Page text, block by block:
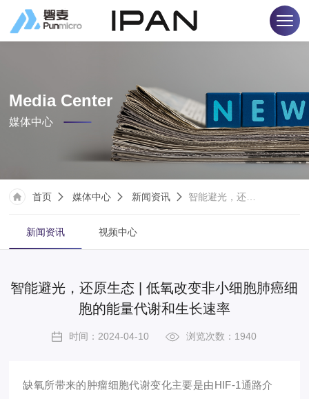
Media Center
媒体中心
首页 媒体中心 新闻资讯
新闻资讯 视频中心
智能避光，还原生态 | 低氧改变非小细胞肺癌细
胞的能量代谢和生长速率
时间：2024-04-10 浏览次数：1940
缺氧所带来的肿瘤细胞代谢变化主要是由HIF-1通路介